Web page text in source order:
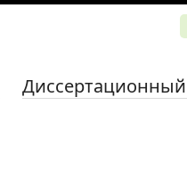
Диссертационный